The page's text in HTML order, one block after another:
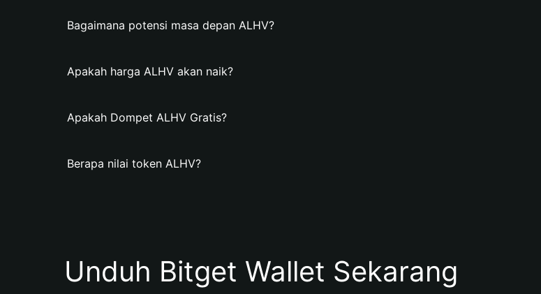
Bagaimana potensi masa depan ALHV?
Apakah harga ALHV akan naik?
Apakah Dompet ALHV Gratis?
Berapa nilai token ALHV?
Unduh Bitget Wallet Sekarang